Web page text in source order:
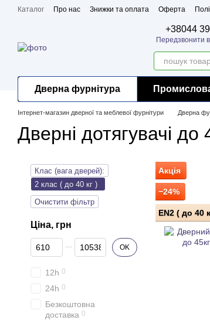
Перейти до основного контенту
Каталог Про нас Знижки та оплата Оферта
+38044
Передзвонити
Дверна фурнітура
Інтернет-магазин дверної та меблевої фурнітури Дверна
Дверні дотягувачі до
Акція
−24%
EN2 ( до 40
Клас (вага дверей):
2 клас ( до 40 кг )
Очистити фільтр
Ціна, грн
Від Ціна, грн
До Ціна, грн OK
12h 0
24h 0
Безкоштовна
доставка 0